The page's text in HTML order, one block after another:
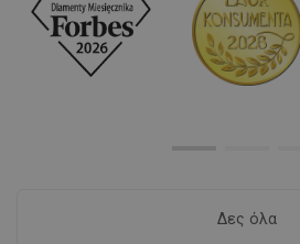
Δες όλα